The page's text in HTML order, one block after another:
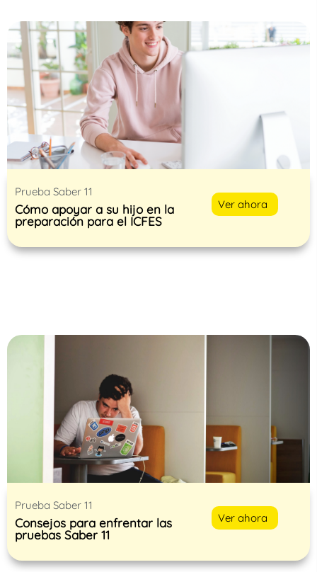
Prueba Saber 11
Cómo apoyar a su hijo en la
preparación para el ICFES
Ver ahora
Prueba Saber 11
Consejos para enfrentar las
pruebas Saber 11
Ver ahora